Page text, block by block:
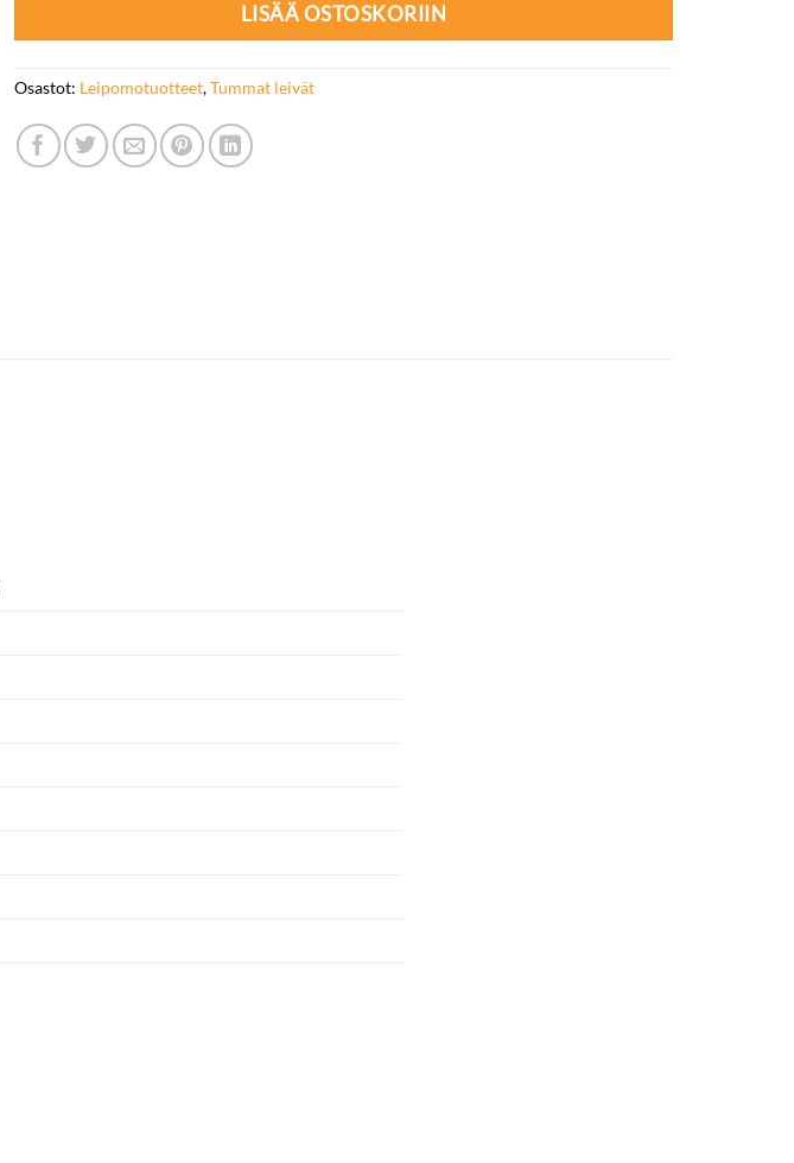
LISÄÄ OSTOSKORIIN
Osastot: Leipomotuotteet,Tummat leivät